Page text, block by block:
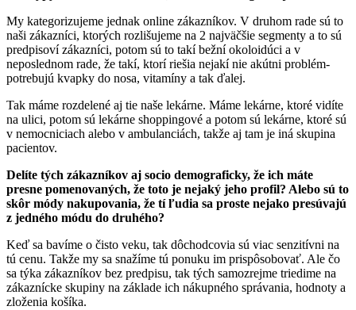
My kategorizujeme jednak online zákazníkov. V druhom rade sú to
naši zákazníci, ktorých rozlišujeme na 2 najväčšie segmenty a to sú
predpisoví zákazníci, potom sú to takí bežní okoloidúci a v
neposlednom rade, že takí, ktorí riešia nejakí nie akútni problém-
potrebujú kvapky do nosa, vitamíny a tak ďalej.
Tak máme rozdelené aj tie naše lekárne. Máme lekárne, ktoré vidíte
na ulici, potom sú lekárne shoppingové a potom sú lekárne, ktoré sú
v nemocniciach alebo v ambulanciách, takže aj tam je iná skupina
pacientov.
Delíte tých zákazníkov aj socio demograficky, že ich máte
presne pomenovaných, že toto je nejaký jeho profil? Alebo sú to
skôr módy nakupovania, že tí ľudia sa proste nejako presúvajú
z jedného módu do druhého?
Keď sa bavíme o čisto veku, tak dôchodcovia sú viac senzitívni na
tú cenu. Takže my sa snažíme tú ponuku im prispôsobovať. Ale čo
sa týka zákazníkov bez predpisu, tak tých samozrejme triedime na
zákaznícke skupiny na základe ich nákupného správania, hodnoty a
zloženia košíka.